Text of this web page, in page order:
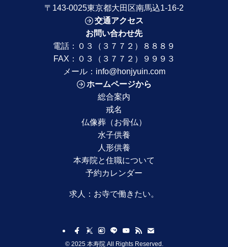
〒143-0025東京都大田区南馬込1-16-2
交通アクセス
お問い合わせ先
電話： ０３（３７７２）８８８９
FAX：０３（３７７２）９９９３
メール： info@honjyuin.com
ホームページから
総合案内
戒名
仏像葬（お骨仏）
水子供養
人形供養
本寿院と住職について
予約カレンダー
求人： お寺で働きたい。
©2025 本寿院 All Rights Reserved.